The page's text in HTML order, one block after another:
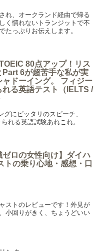
れ、オークランド経由で帰る
く慣れないトランジットで不
たっぷりお伝えします。
80点アップ！リス
Part 6が超苦手な私が実
ャドーイング。 フィジー
れる英語テスト（IELTS /
にピッタリのスピーチ、
れる英語試験あれこれ。
ゼロの女性向け】ダイハ
トの乗り心地・感想・口
ストのレビューです！外見が
小回りがきく、ちょうどいい